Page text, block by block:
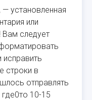
установленная
или
Вам следует
исправить
строки в
отправлять
10-15